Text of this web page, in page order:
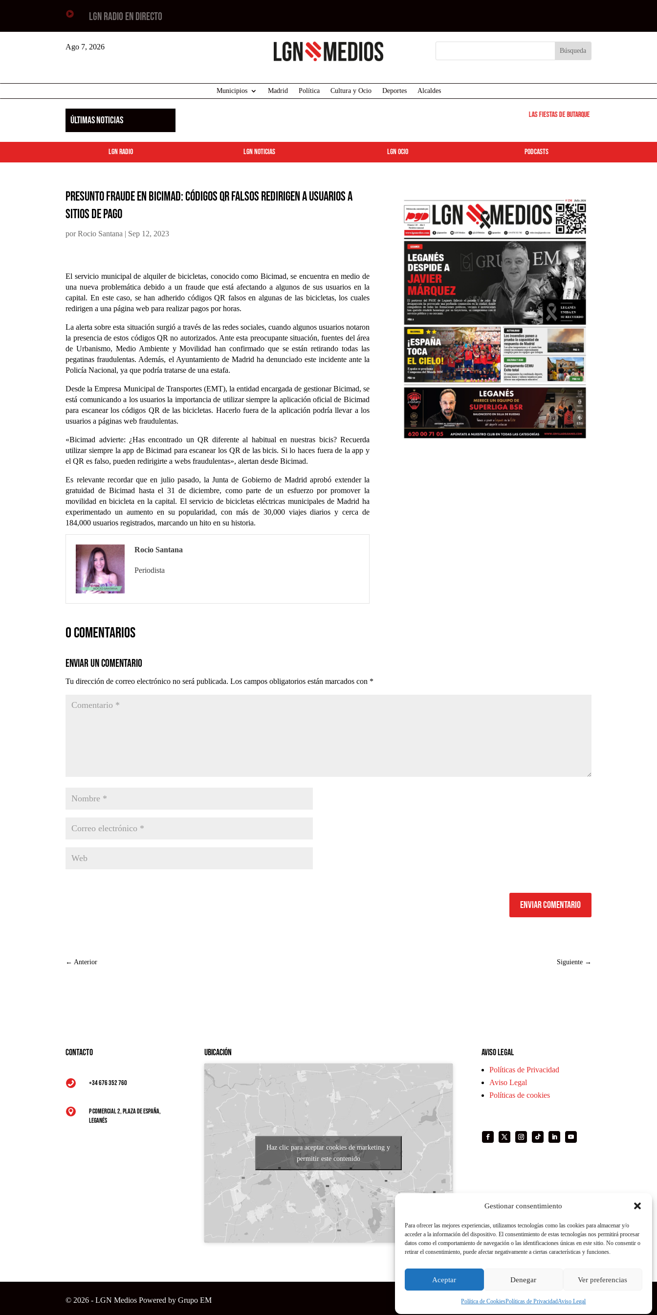
Gestionar consentimiento
Para ofrecer las mejores experiencias, utilizamos tecnologías como las cookies para almacenar y/o
acceder a la información del dispositivo. El consentimiento de estas tecnologías nos permitirá procesar
datos como el comportamiento de navegación o las identificaciones únicas en este sitio. No consentir o
retirar el consentimiento, puede afectar negativamente a ciertas características y funciones.
Aceptar Denegar Ver preferencias
Política de CookiesPolíticas de PrivacidadAviso Legal
 LGN RADIO EN DIRECTO
Ago 7, 2026
Municipios Madrid Política Cultura y Ocio Deportes Alcaldes
ÚLTIMAS NOTICIAS Las Fiestas de Butarque 2026 arrancan este
LGN Radio LGN Noticias LGN ocio podcasts
Presunto fraude en Bicimad: Códigos QR falsos redirigen a usuarios a
sitios de pago
porRocio Santana | Sep 12, 2023
El servicio municipal de alquiler de bicicletas, conocido como Bicimad, se encuentra en medio de
una nueva problemática debido a un fraude que está afectando a algunos de sus usuarios en la
capital. En este caso, se han adherido códigos QR falsos en algunas de las bicicletas, los cuales
redirigen a una página web para realizar pagos por horas.
La alerta sobre esta situación surgió a través de las redes sociales, cuando algunos usuarios notaron
la presencia de estos códigos QR no autorizados. Ante esta preocupante situación, fuentes del área
de Urbanismo, Medio Ambiente y Movilidad han confirmado que se están retirando todas las
pegatinas fraudulentas. Además, el Ayuntamiento de Madrid ha denunciado este incidente ante la
Policía Nacional, ya que podría tratarse de una estafa.
Desde la Empresa Municipal de Transportes (EMT), la entidad encargada de gestionar Bicimad, se
está comunicando a los usuarios la importancia de utilizar siempre la aplicación oficial de Bicimad
para escanear los códigos QR de las bicicletas. Hacerlo fuera de la aplicación podría llevar a los
usuarios a páginas web fraudulentas.
«Bicimad advierte: ¿Has encontrado un QR diferente al habitual en nuestras bicis? Recuerda
utilizar siempre la app de Bicimad para escanear los QR de las bicis. Si lo haces fuera de la app y
el QR es falso, pueden redirigirte a webs fraudulentas», alertan desde Bicimad.
Es relevante recordar que en julio pasado, la Junta de Gobierno de Madrid aprobó extender la
gratuidad de Bicimad hasta el 31 de diciembre, como parte de un esfuerzo por promover la
movilidad en bicicleta en la capital. El servicio de bicicletas eléctricas municipales de Madrid ha
experimentado un aumento en su popularidad, con más de 30,000 viajes diarios y cerca de
184,000 usuarios registrados, marcando un hito en su historia.
Rocio Santana
Periodista
0 comentarios
Enviar un comentario
Tu dirección de correo electrónico no será publicada. Los campos obligatorios están marcados con *
Enviar comentario
← Anterior Siguiente→
Contacto
 +34 676 352 760

P Comercial 2, Plaza de España,
Leganés
Ubicación
Haz clic para aceptar cookies de marketing y
permitir este contenido
Aviso legal
Políticas de Privacidad
Aviso Legal
Políticas de cookies
© 2026 - LGN Medios Powered by Grupo EM